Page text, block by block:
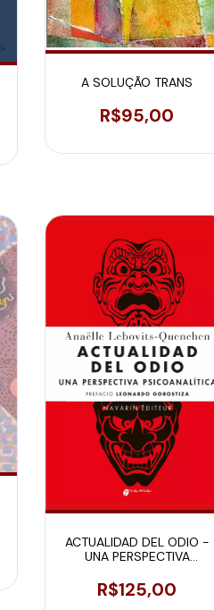
A SOLUÇÃO TRANS
R$95,00
ACTUALIDAD DEL ODIO -
UNA PERSPECTIVA
R$125,00